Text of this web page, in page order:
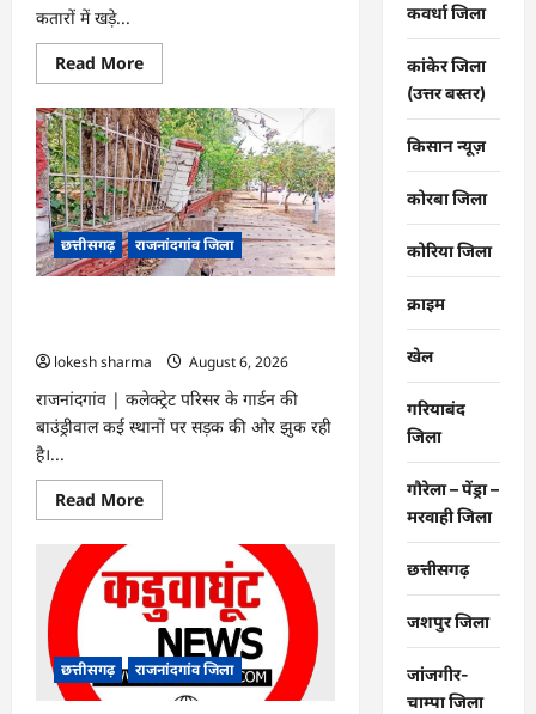
कतारों में खड़े...
Read MoreRead
more
राजनांदगांव
:
मेडिकल
कॉलेज
हॉस्पिटल
के
दवा
काउंटर
में
मरीजों
की
छत्तीसगढ़ राजनांदगांव जिला
lokesh sharma
August 6, 2026
राजनांदगांव | कलेक्ट्रेट परिसर के गार्डन की
बाउंड्रीवाल कई स्थानों पर सड़क की ओर झुक रही
है।...
Read MoreRead
more
अब
सड़क
की
ओर
झुक
रही
गार्डन
छत्तीसगढ़ राजनांदगांव जिला
कवर्धा जिला
कांकेर जिला
(उत्तर बस्तर)
किसान न्यूज़
कोरबा जिला
कोरिया जिला
क्राइम
खेल
गरियाबंद
जिला
गौरेला – पेंड्रा –
मरवाही जिला
छत्तीसगढ़
जशपुर जिला
जांजगीर-
चाम्पा जिला